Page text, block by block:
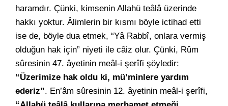
haramdır. Çünki, kimsenin Allahü teâlâ üzerinde
hakkı yoktur. Âlimlerin bir kısmı böyle ictihad etti
ise de, böyle dua etmek, “Yâ Rabbî, onlara vermiş
olduğun hak için” niyeti ile câiz olur. Çünki, Rûm
sûresinin 47. âyetinin meâl-i şerîfi şöyledir:
“Üzerimize hak oldu ki, mü’minlere yardım
ederiz”. En’âm sûresinin 12. âyetinin meâl-i şerîfi,